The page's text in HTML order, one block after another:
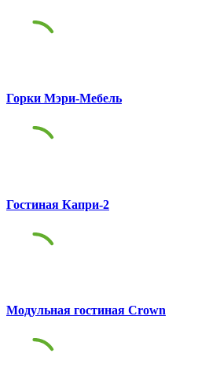
Горки Мэри-Мебель
Гостиная Капри-2
Модульная гостиная Crown